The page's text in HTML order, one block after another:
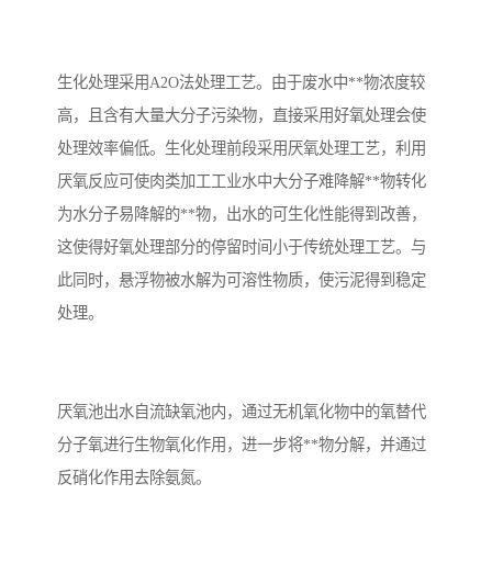
生化处理采用A2O法处理工艺。由于废水中**物浓度较
高，且含有大量大分子污染物，直接采用好氧处理会使
处理效率偏低。生化处理前段采用厌氧处理工艺，利用
厌氧反应可使肉类加工工业水中大分子难降解**物转化
为水分子易降解的**物，出水的可生化性能得到改善，
这使得好氧处理部分的停留时间小于传统处理工艺。与
此同时，悬浮物被水解为可溶性物质，使污泥得到稳定
处理。
厌氧池出水自流缺氧池内，通过无机氧化物中的氧替代
分子氧进行生物氧化作用，进一步将**物分解，并通过
反硝化作用去除氨氮。
印刷厂污水处理设备 二级生化污水处理设备
污水提升泵站 口腔科污水处理设备
风景区生活污水处理一体
化设备
一体化污水处理设备
无动力一体化污水处理设
肉制品加工污水处理设备 农村一体化污水处理设备
金属配件洗涤污水处理设